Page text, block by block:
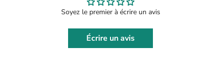
Soyez le premier à écrire un avis
Écrire un avis